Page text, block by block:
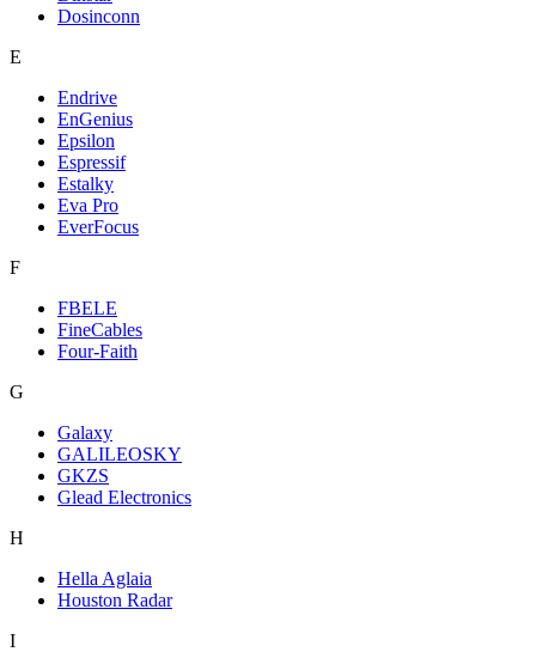
Dosinconn
E
Endrive
EnGenius
Epsilon
Espressif
Estalky
Eva Pro
EverFocus
F
FBELE
FineCables
Four-Faith
G
Galaxy
GALILEOSKY
GKZS
Glead Electronics
H
Hella Aglaia
Houston Radar
I